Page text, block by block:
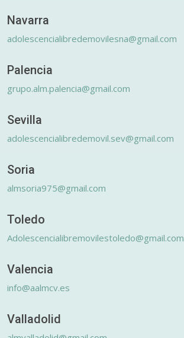
Navarra
adolescencialibredemovilesna@gmail.com
Palencia
grupo.alm.palencia@gmail.com
Sevilla
adolescencialibredemovil.sev@gmail.com
Soria
almsoria975@gmail.com
Toledo
Adolescencialibremovilestoledo@gmail.com
Valencia
info@aalmcv.es
Valladolid